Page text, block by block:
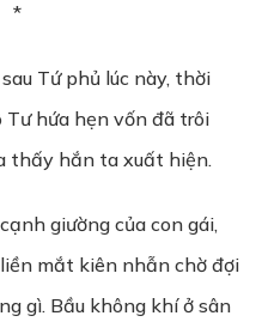
Tứ phủ lúc này, thời
Tư hứa hẹn vốn đã trôi
thấy hắn ta xuất hiện.
giường của con gái,
mắt kiên nhẫn chờ đợi
gì. Bầu không khí ở sân